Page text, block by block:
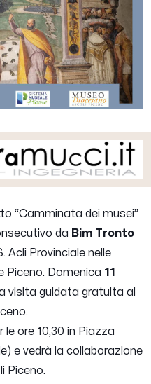
“Camminata dei musei”
da Bim Tronto
Acli Provinciale nelle
Piceno. Domenica 11
visita guidata gratuita al
ore 10,30 in Piazza
e vedrà la collaborazione
Piceno.